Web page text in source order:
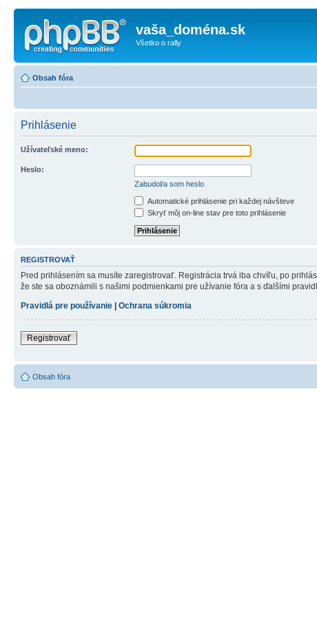
vaša_doména.sk
Všetko o rally
Obsah fóra
Prihlásenie
Užívateľské meno:
Heslo:
Zabudol/a som heslo
Automatické prihlásenie pri každej návšteve
Skryť môj on-line stav pre toto prihlásenie
REGISTROVAŤ
Pred prihlásením sa musíte zaregistrovať. Registrácia trvá iba chvíľu, po
že ste sa oboznámili s našimi podmienkami pre užívanie fóra a s ďalšími
Pravidlá pre používanie
Ochrana súkromia
Registrovať
Obsah fóra